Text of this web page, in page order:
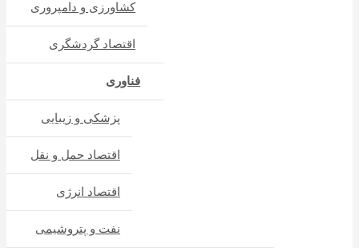
کشاورزی و دامپروری
اقتصاد گردشگری
فناوری
پزشکی و زیبایی
اقتصاد حمل و نقل
اقتصاد انرژی
نفت و پتروشیمی